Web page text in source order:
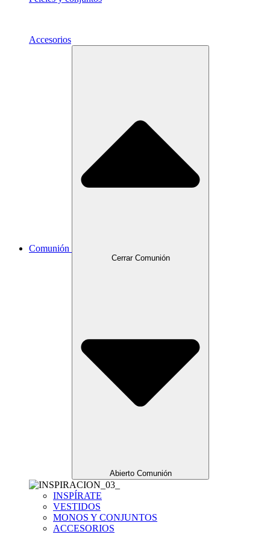
Accesorios
Comunión
Cerrar Comunión
Abierto Comunión
INSPÍRATE
VESTIDOS
MONOS Y CONJUNTOS
ACCESORIOS